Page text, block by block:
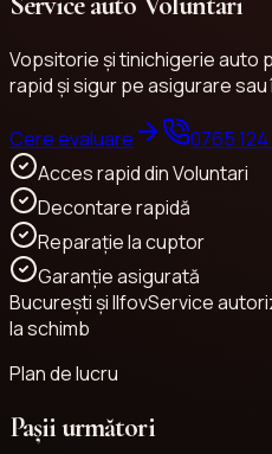
Vopsitorie și tinichigerie auto
rapid și sigur pe asigurare
Cere evaluare
0765 124
Acces rapid din Voluntari
Decontare rapidă
Reparație la cuptor
Garanție asigurată
București și IlfovService
la schimb
Plan de lucru
Pașii următori